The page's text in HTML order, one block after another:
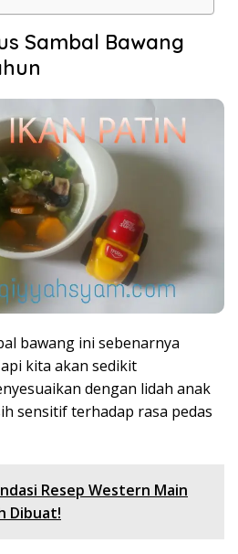
Sambal Bawang
bawang ini sebenarnya
kita akan sedikit
dengan lidah anak
sensitif terhadap rasa pedas
Resep Western Main
Dibuat!